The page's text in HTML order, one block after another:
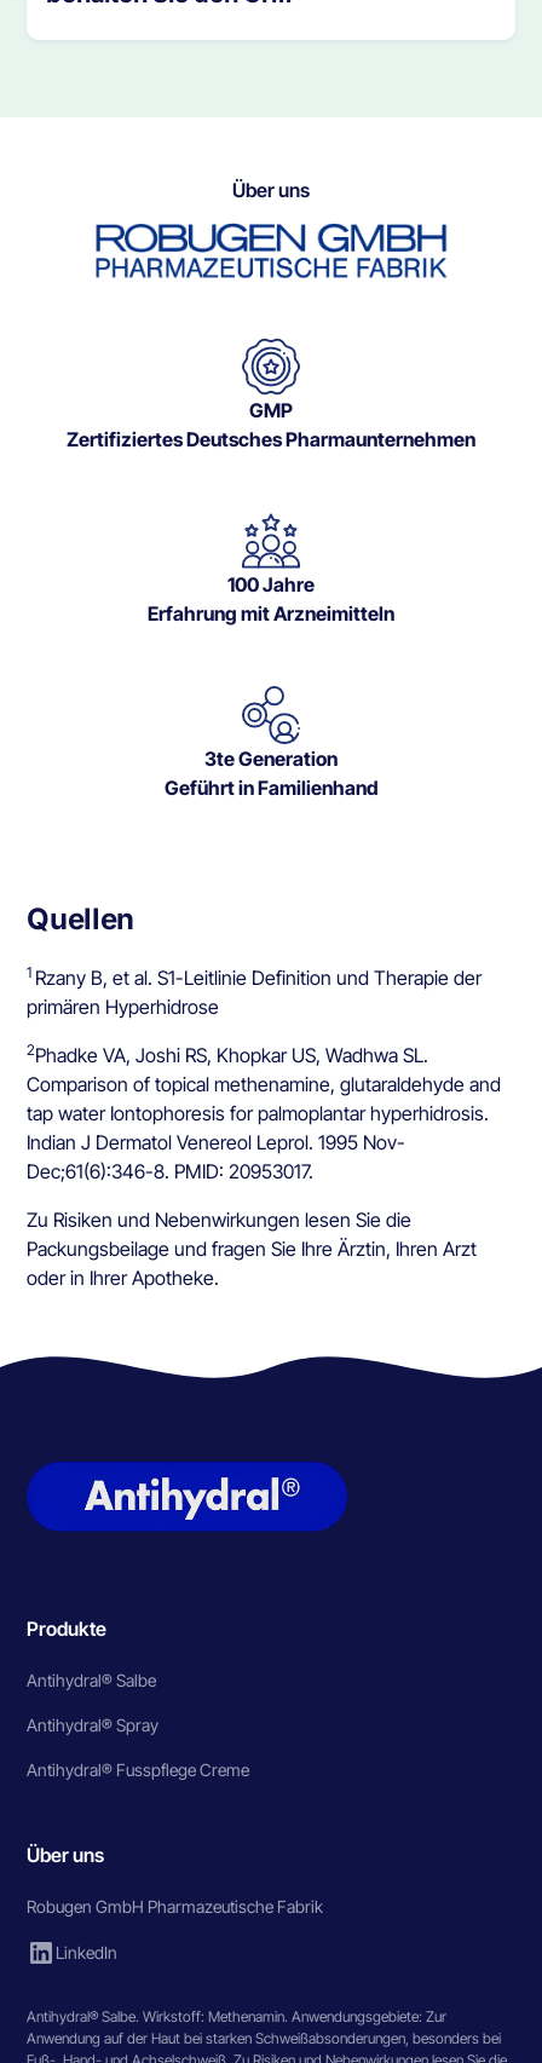
Über uns
GMP
Zertifiziertes Deutsches Pharmaunternehmen
100 Jahre
Erfahrung mit Arzneimitteln
3te Generation
Geführt in Familienhand
Quellen
1 Rzany B, et al. S1-Leitlinie Definition und Therapie der
primären Hyperhidrose
2Phadke VA, Joshi RS, Khopkar US, Wadhwa SL.
Comparison of topical methenamine, glutaraldehyde and
tap water Iontophoresis for palmoplantar hyperhidrosis.
Indian J Dermatol Venereol Leprol. 1995 Nov-
Dec;61(6):346-8. PMID: 20953017.
Zu Risiken und Nebenwirkungen lesen Sie die
Packungsbeilage und fragen Sie Ihre Ärztin, Ihren Arzt
oder in Ihrer Apotheke.
Produkte
Antihydral® Salbe
Antihydral® Spray
Antihydral® Fusspflege Creme
Über uns
Robugen GmbH Pharmazeutische Fabrik
LinkedIn
Antihydral® Salbe. Wirkstoff: Methenamin. Anwendungsgebiete: Zur
Anwendung auf der Haut bei starken Schweißabsonderungen, besonders bei